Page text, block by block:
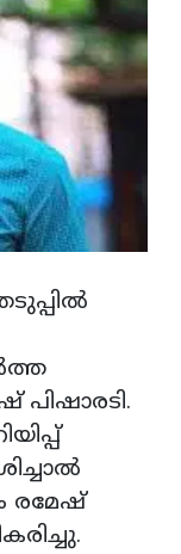
പിഷാരടി.
രമേഷ്